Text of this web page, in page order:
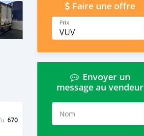
670
Faire une offre
Prix
VUV
Envoyer un
message au vendeur
Nom